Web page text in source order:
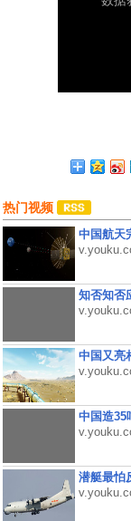
热门视频
中国航天
知否知否
中国又亮
中国造35
潜艇最怕